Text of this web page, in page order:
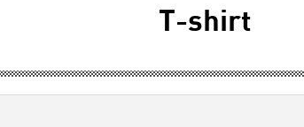
T-shirt